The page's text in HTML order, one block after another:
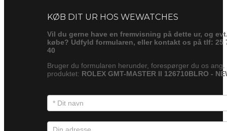
KØB DIT UR HOS WEWATCHES
Vil du gerne have en fremvisning på dette ur, og
købe? Udfyld formularen, eller kontakt os på tlf: 25
40
Bruger du formularen herunder, forespørger du os ang.
produktet: ROLEX GMT-MASTER II 126710BLRO -